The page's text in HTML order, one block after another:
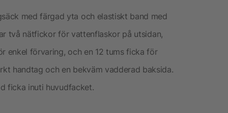
med färgad yta och elastiskt band med
två nätfickor för vattenflaskor på utsidan,
enkel förvaring, och en 12 tums ficka för
handtag och en bekväm vadderad baksida.
ficka inuti huvudfacket.